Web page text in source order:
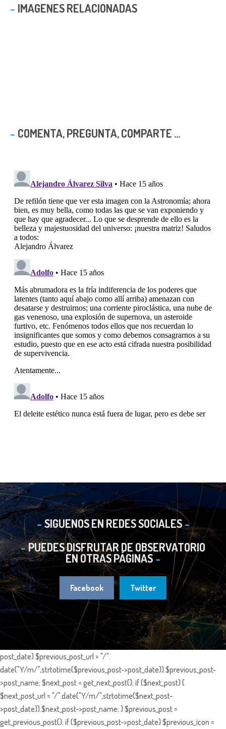
IMAGENES RELACIONADAS
COMENTA, PREGUNTA, COMPARTE ...
SIGUENOS EN REDES SOCIALES
PUEDES DISFRUTAR DE OBSERVATORIO
EN OTRAS PÁGINAS
Facebook Twitter
post_date) $previous_post_url = "/".
date("Y/m/",strtotime($previous_post->post_date)).$previous_post-
>post_name; $next_post = get_next_post(); if ($next_post) {
$next_post_url = "/".date("Y/m/",strtotime($next_post-
>post_date)).$next_post->post_name; } $previous_post =
get_previous_post(); if ($previous_post->post_date) $previous_icon =